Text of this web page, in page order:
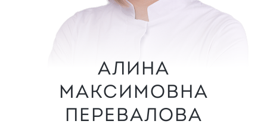
Алина
Максимовна
Перевалова